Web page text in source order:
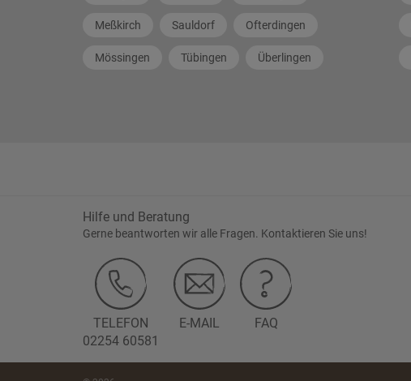
Meßkirch Sauldorf Ofterdingen
Mössingen Tübingen Überlingen
Hilfe und Beratung
Gerne beantworten wir alle Fragen. Kontaktieren Sie uns!
TELEFON
02254 60581
E-MAIL FAQ